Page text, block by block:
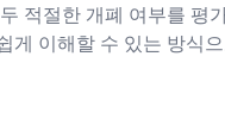
적절한 개폐 여부를 평
게 이해할 수 있는 방식